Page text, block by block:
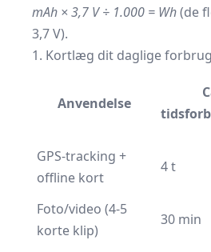
mAh × 3,7 V ÷ 1.000 = Wh(de
3,7 V).
1. Kortlæg dit daglige forbrug
Anvendelse
GPS-tracking +
offline kort
4 t
Foto/video (4-5
korte klip)
30 min